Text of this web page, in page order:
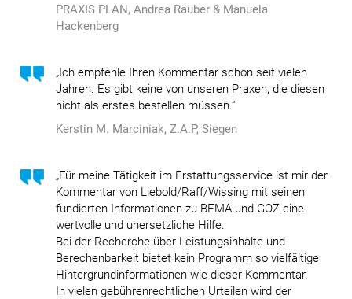
PRAXIS PLAN, Andrea Räuber & Manuela
Hackenberg
„Ich empfehle Ihren Kommentar schon seit vielen
Jahren. Es gibt keine von unseren Praxen, die diesen
nicht als erstes bestellen müssen.“
Kerstin M. Marciniak, Z.A.P, Siegen
„Für meine Tätigkeit im Erstattungsservice ist mir der
Kommentar von Liebold/Raff/Wissing mit seinen
fundierten Informationen zu BEMA und GOZ eine
wertvolle und unersetzliche Hilfe.
Bei der Recherche über Leistungsinhalte und
Berechenbarkeit bietet kein Programm so vielfältige
Hintergrundinformationen wie dieser Kommentar.
In vielen gebührenrechtlichen Urteilen wird der